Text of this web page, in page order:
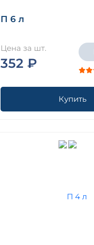
П 6 л
Цена за шт.
352 ₽
Купить